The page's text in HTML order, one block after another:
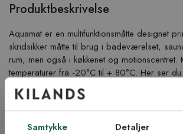
Samtykke Detaljer
Produktbeskrivelse
Aquamat er en multifunktionsmåtte designet
skridsikker måtte til brug i badeværelset,
rum, men også i køkkenet og motionscentret.
temperaturer fra -20°C til + 80°C. Her ser
farven grå.
Produktinformation